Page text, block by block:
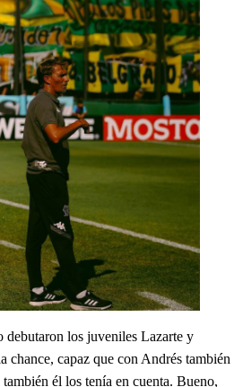
debutaron los juveniles Lazarte y
chance, capaz que con Andrés también
él los tenía en cuenta. Bueno,